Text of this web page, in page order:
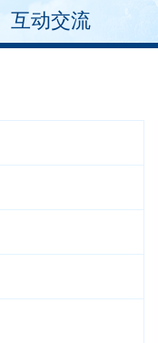
互动交流